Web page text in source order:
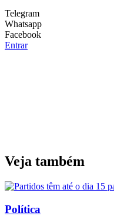
Telegram
Whatsapp
Facebook
Entrar
Veja também
Política